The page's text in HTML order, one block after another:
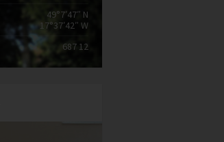
49°7′47″ N
17°37′42″ W
687 12